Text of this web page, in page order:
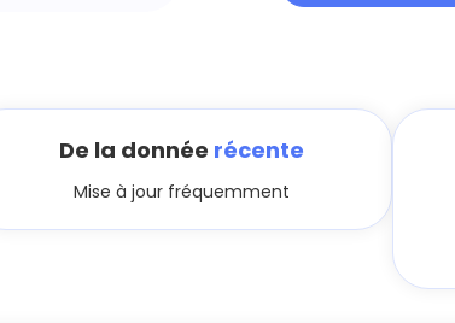
De la donnée récente
Mise à jour fréquemment